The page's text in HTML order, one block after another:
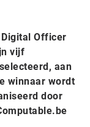
Officer
vijf
aan
winnaar wordt
door